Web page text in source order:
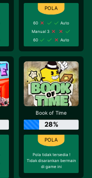
60
Auto
Manual 3
60
Auto
Book of Time
28%
Pola tidak tersedia !
Tidak disarankan bermain
di game ini